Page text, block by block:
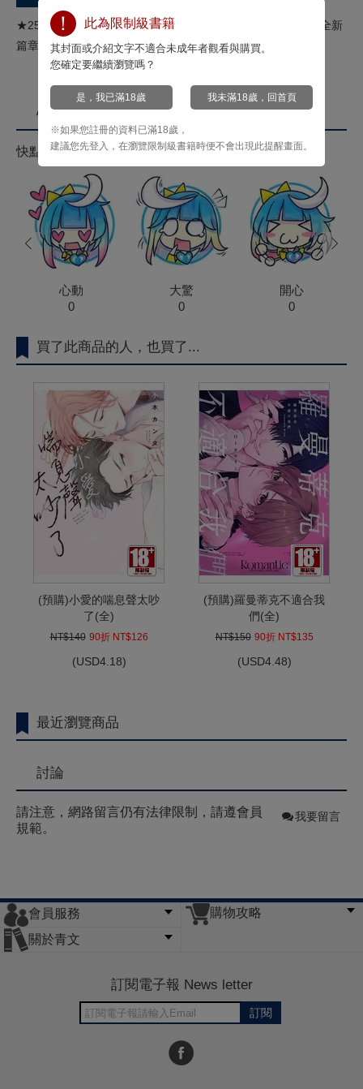
★250cm巨人族的王子X180cm籃球社男子。★定居異世界的全新
篇章正式展開！★單行本收錄加繪新稿！
心情投票
快點來按心情投票拿菁點！
心動
0
大驚
0
開心
0
prev next
買了此商品的人，也買了...
(預購)小愛的喘息聲太吵
了(全)
NT$140 90折 NT$126
(USD4.18)
(預購)羅曼蒂克不適合我
們(全)
NT$150 90折 NT$135
(USD4.48)
最近瀏覽商品
討論
請注意，網路留言仍有法律限制，請遵會員
規範。
我要留言
此為限制級書籍
其封面或介紹文字不適合未成年者觀看與購買。
您確定要繼續瀏覽嗎？
是，我已滿18歲 我未滿18歲，回首頁
※如果您註冊的資料已滿18歲，
建議您先登入，在瀏覽限制級書籍時便不會出現此提醒畫面。
會員服務
會員辦法
客服信箱
隱私條款
網站導覽
購物攻略
關於青文
訂閱電子報 News letter
訂閱